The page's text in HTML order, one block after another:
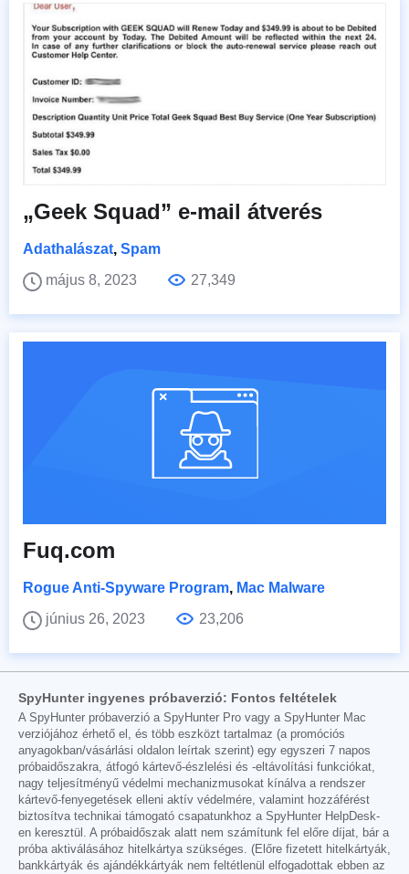
„Geek Squad” e-mail átverés
Adathalászat, Spam
május 8, 2023
27,349
Fuq.com
Rogue Anti-Spyware Program, Mac Malware
június 26, 2023
23,206
SpyHunter ingyenes próbaverzió: Fontos feltételek
A SpyHunter próbaverzió a SpyHunter Pro vagy a SpyHunter Mac
verziójához érhető el, és több eszközt tartalmaz (a promóciós
anyagokban/vásárlási oldalon leírtak szerint) egy egyszeri 7 napos
próbaidőszakra, átfogó kártevő-észlelési és -eltávolítási funkciókat,
nagy teljesítményű védelmi mechanizmusokat kínálva a rendszer
kártevő-fenyegetések elleni aktív védelmére, valamint hozzáférést
biztosítva technikai támogató csapatunkhoz a SpyHunter HelpDesk-
en keresztül. A próbaidőszak alatt nem számítunk fel előre díjat, bár a
próba aktiválásához hitelkártya szükséges. (Előre fizetett hitelkártyák,
bankkártyák és ajándékkártyák nem feltétlenül elfogadottak ebben az